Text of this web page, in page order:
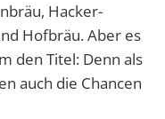
Hacker-
Hofbräu. Aber es
den Titel: Denn als
auch die Chancen